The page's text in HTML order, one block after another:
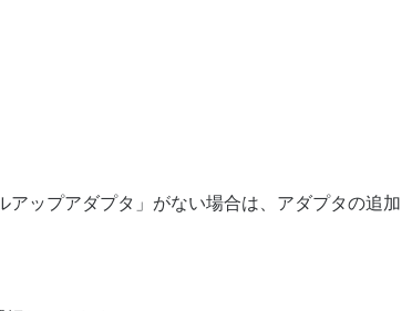
ップアダプタ」がない場合は、アダプタの追加